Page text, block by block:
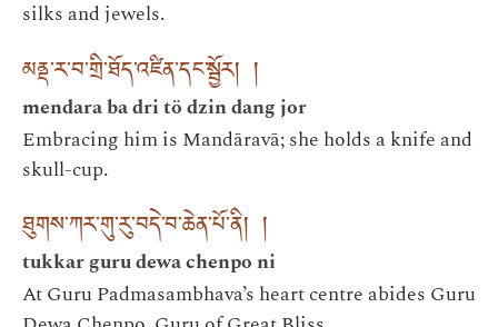
silks and jewels.
མནྡ་ར་བ་གྲི་ཐོད་འཛིན་དང་སྦྱོར། །
mendara ba dri tö dzin dang jor
Embracing him is Mandāravā; she holds a knife and
skull-cup.
ཐུགས་ཀར་གུ་རུ་བདེ་བ་ཆེན་པོ་ནི། །
tukkar guru dewa chenpo ni
At Guru Padmasambhava’s heart centre abides Guru